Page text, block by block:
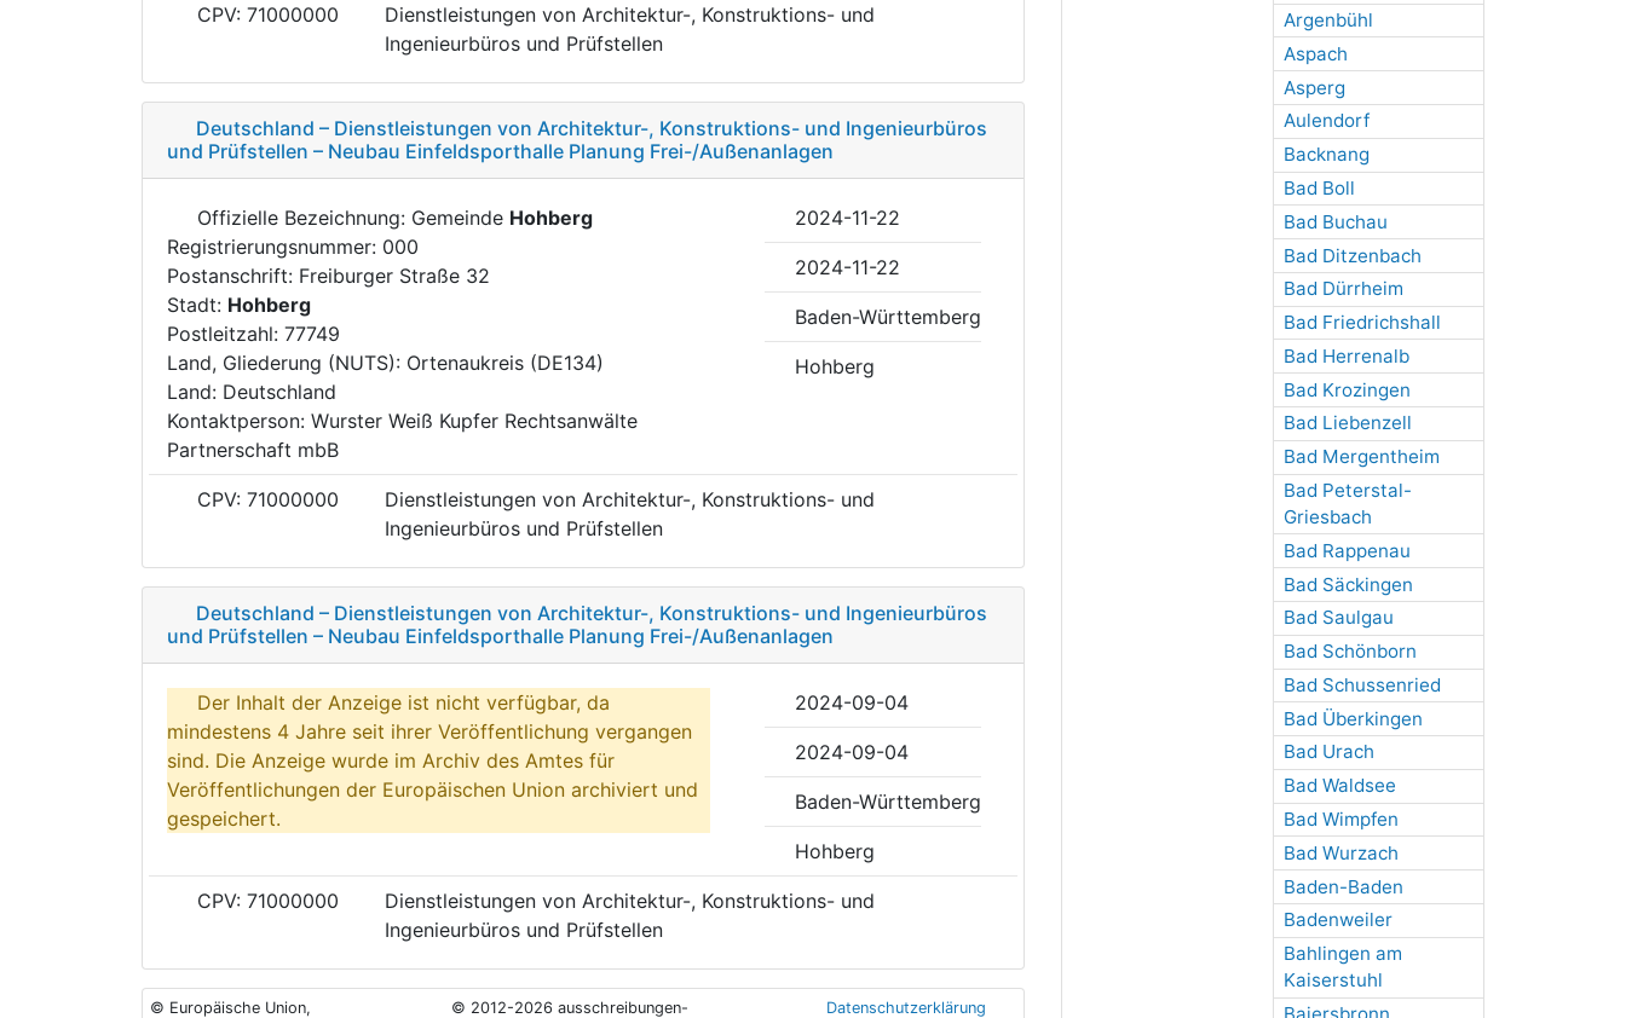
Argenbühl
Aspach
Asperg
Aulendorf
Backnang
Bad Boll
Bad Buchau
Bad Ditzenbach
Bad Dürrheim
Bad Friedrichshall
Bad Herrenalb
Bad Krozingen
Bad Liebenzell
Bad Mergentheim
Bad Peterstal-
Griesbach
Bad Rappenau
Bad Säckingen
Bad Saulgau
Bad Schönborn
Bad Schussenried
Bad Überkingen
Bad Urach
Bad Waldsee
Bad Wimpfen
Bad Wurzach
Baden-Baden
Badenweiler
Bahlingen am
Kaiserstuhl
CPV: 71000000
Dienstleistungen von Architektur-, Konstruktions- und
Ingenieurbüros und Prüfstellen
Deutschland – Dienstleistungen von Architektur-, Konstruktions- und Ingenieurbüros
und Prüfstellen – Neubau Einfeldsporthalle Planung Frei-/Außenanlagen
Offizielle Bezeichnung: Gemeinde Hohberg
Registrierungsnummer: 000
Postanschrift: Freiburger Straße 32
Stadt: Hohberg
Postleitzahl: 77749
Land, Gliederung (NUTS): Ortenaukreis (DE134)
Land: Deutschland
Kontaktperson: Wurster Weiß Kupfer Rechtsanwälte
Partnerschaft mbB
2024-11-22
2024-11-22
Baden-Württemberg
Hohberg
CPV: 71000000
Dienstleistungen von Architektur-, Konstruktions- und
Ingenieurbüros und Prüfstellen
Deutschland – Dienstleistungen von Architektur-, Konstruktions- und Ingenieurbüros
und Prüfstellen – Neubau Einfeldsporthalle Planung Frei-/Außenanlagen
Der Inhalt der Anzeige ist nicht verfügbar, da
mindestens 4 Jahre seit ihrer Veröffentlichung vergangen
sind. Die Anzeige wurde im Archiv des Amtes für
Veröffentlichungen der Europäischen Union archiviert und
gespeichert.
2024-09-04
2024-09-04
Baden-Württemberg
Hohberg
CPV: 71000000
Dienstleistungen von Architektur-, Konstruktions- und
Ingenieurbüros und Prüfstellen
© Europäische Union, © 2012-2026 ausschreibungen- Datenschutzerklärung